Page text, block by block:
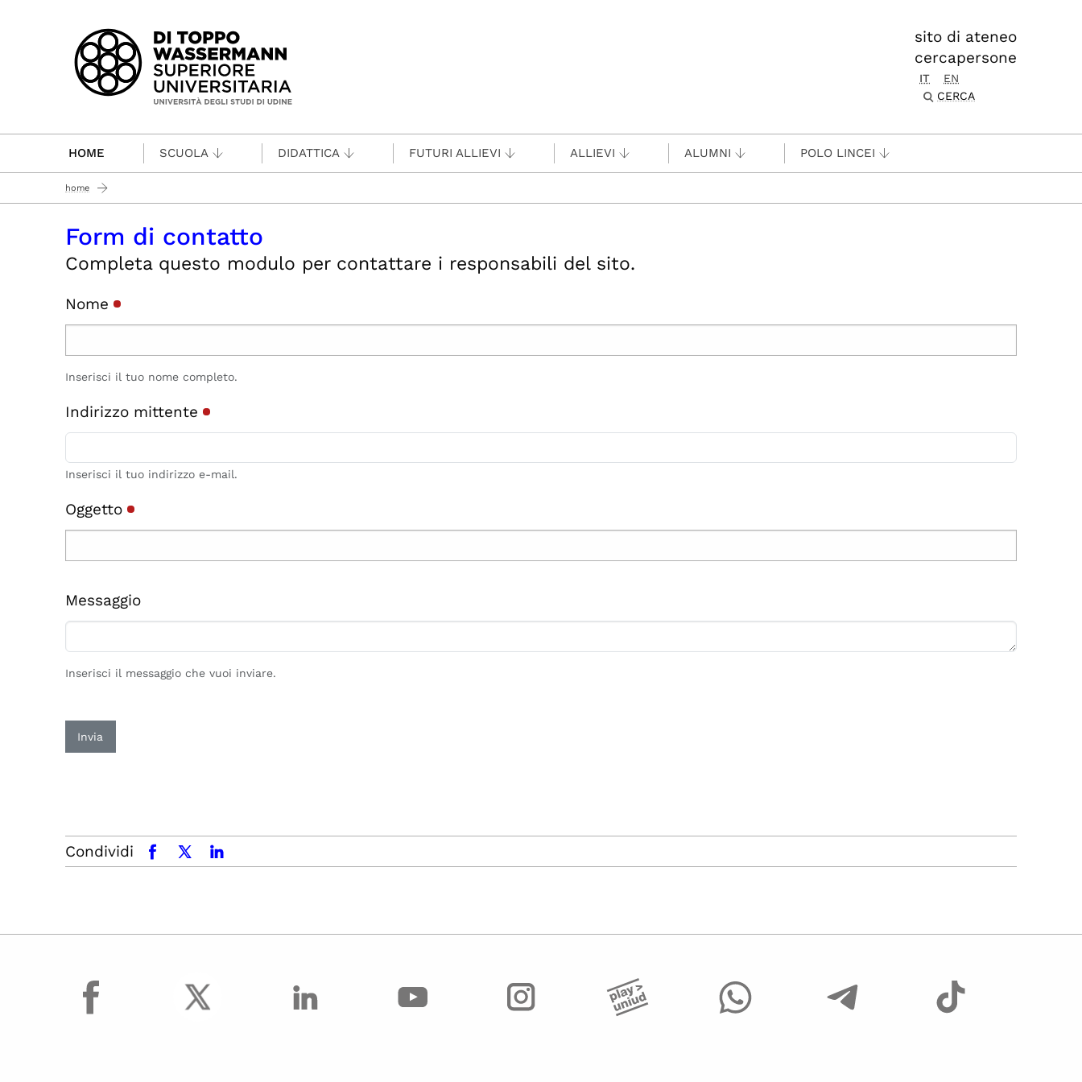
Passa al contenuto principale
sito di ateneo
cercapersone
IT
EN
CERCA
HOME SCUOLA DIDATTICA FUTURI ALLIEVI ALLIEVI ALUMNI POLO LINCEI
home
Form di contatto
Completa questo modulo per contattare i responsabili del sito.
Nome
Inserisci il tuo nome completo.
Indirizzo mittente
Inserisci il tuo indirizzo e-mail.
Oggetto
Messaggio
Inserisci il messaggio che vuoi inviare.
Invia
Condividi facebookx.comlinkedin
facebook